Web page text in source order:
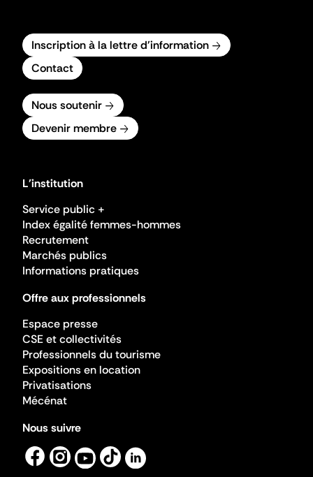
Inscription à la lettre d'information
Contact
Nous soutenir
Devenir membre
L'institution
Service public +
Index égalité femmes-hommes
Recrutement
Marchés publics
Informations pratiques
Offre aux professionnels
Espace presse
CSE et collectivités
Professionnels du tourisme
Expositions en location
Privatisations
Mécénat
Nous suivre